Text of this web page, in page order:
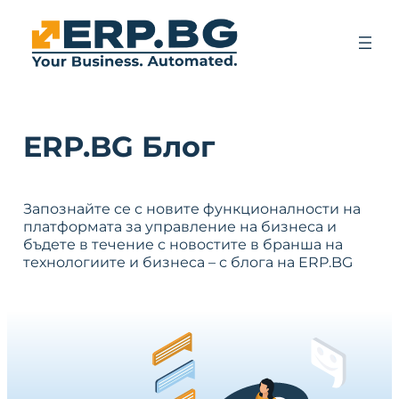
ERP.BG Блог
Запознайте се с новите функционалности на
платформата за управление на бизнеса и
бъдете в течение с новостите в бранша на
технологиите и бизнеса – с блога на ERP.BG